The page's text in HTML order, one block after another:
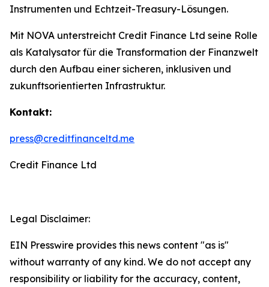
Instrumenten und Echtzeit-Treasury-Lösungen.
Mit NOVA unterstreicht Credit Finance Ltd seine Rolle
als Katalysator für die Transformation der Finanzwelt
durch den Aufbau einer sicheren, inklusiven und
zukunftsorientierten Infrastruktur.
Kontakt:
press@creditfinanceltd.me
Credit Finance Ltd
Legal Disclaimer:
EIN Presswire provides this news content "as is"
without warranty of any kind. We do not accept any
responsibility or liability for the accuracy, content,